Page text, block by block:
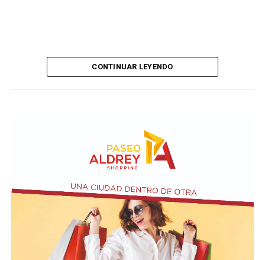
CONTINUAR LEYENDO